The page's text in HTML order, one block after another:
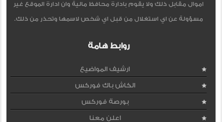
اموال مقابل ذلك ولا يقوم بادارة محافظ مالية وان ادارة الموقع غير
مسؤولة عن اي استغلال من قبل اي شخص لاسمها وتحذر من ذلك.
روابط هامة
ارشيف المواضيع
الكاش باك فوركس
بورصة فوركس
اعلن معنا